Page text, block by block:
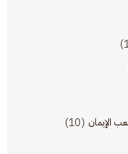
الإيمان (10)